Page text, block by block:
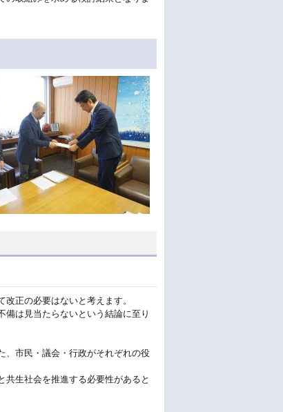
正の必要はないと考えます。
は見当たらないという結論に至り
、市民・議会・行政がそれぞれの役
共生社会を推進する必要性があると